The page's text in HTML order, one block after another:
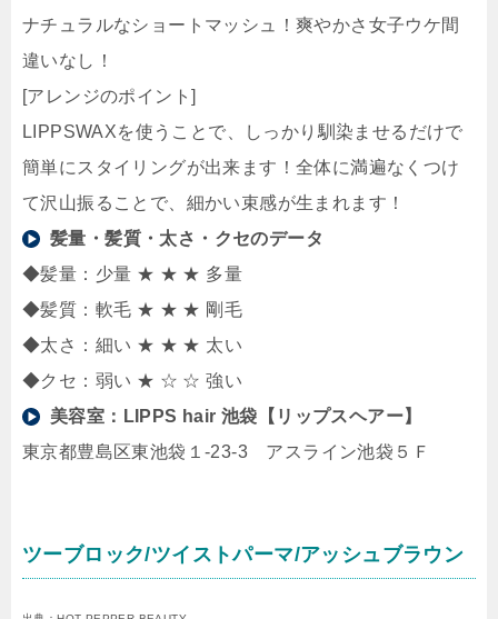
ナチュラルなショートマッシュ！爽やかさ女子ウケ間
違いなし！
[アレンジのポイント]
LIPPSWAXを使うことで、しっかり馴染ませるだけで
簡単にスタイリングが出来ます！全体に満遍なくつけ
て沢山振ることで、細かい束感が生まれます！
髪量・髪質・太さ・クセのデータ
◆髪量：少量 ★ ★ ★ 多量
◆髪質：軟毛 ★ ★ ★ 剛毛
◆太さ：細い ★ ★ ★ 太い
◆クセ：弱い ★ ☆ ☆ 強い
美容室： LIPPS hair 池袋【リップスヘアー】
東京都豊島区東池袋１-23-3 アスライン池袋５Ｆ
ツーブロック/ツイストパーマ/アッシュブラウン